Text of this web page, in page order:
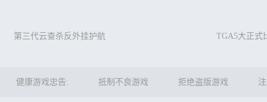
第三代云查杀反外挂护航 TGA5大正式
健康游戏忠告: 抵制不良游戏 拒绝盗版游戏